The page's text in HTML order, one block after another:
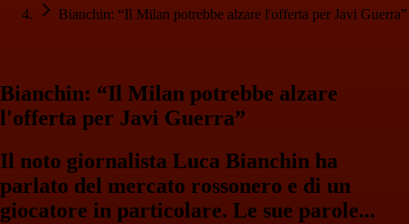
Bianchin: “Il Milan potrebbe alzare l'offerta per Javi Guerra”
Bianchin: “Il Milan potrebbe alzare
l'offerta per Javi Guerra”
Il noto giornalista Luca Bianchin ha
parlato del mercato rossonero e di un
giocatore in particolare. Le sue parole...